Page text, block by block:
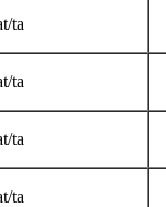
ta
ta
ta
ta